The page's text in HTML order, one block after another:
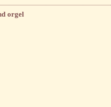
orgel